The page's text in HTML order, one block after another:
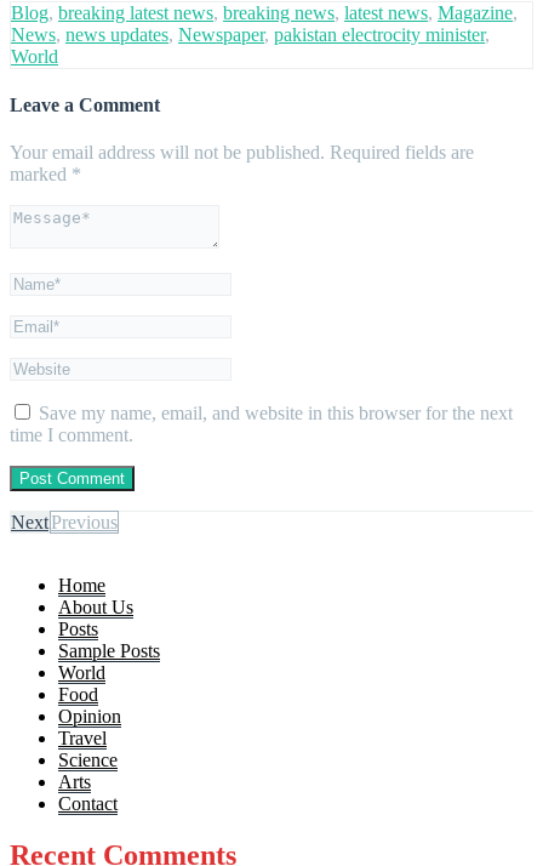
Blog, breaking latest news, breaking news, latest news, Magazine,
News, news updates, Newspaper, pakistan electrocity minister,
World
Leave a Comment
Your email address will not be published. Required fields are
marked *
Save my name, email, and website in this browser for the next
time I comment.
NextPrevious
Home
About Us
Posts
Sample Posts
World
Food
Opinion
Travel
Science
Arts
Contact
Recent Comments